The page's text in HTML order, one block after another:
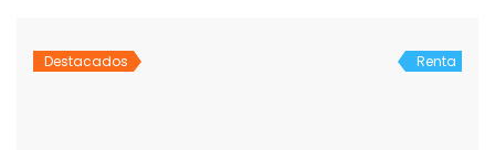
Destacados Renta